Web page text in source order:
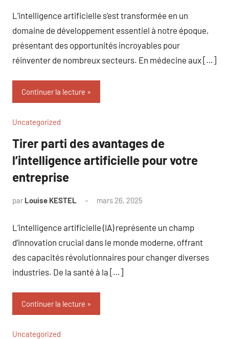
L’intelligence artificielle s’est transformée en un
domaine de développement essentiel à notre époque,
présentant des opportunités incroyables pour
réinventer de nombreux secteurs. En médecine aux […]
Continuer la lecture
Uncategorized
Tirer parti des avantages de
l’intelligence artificielle pour votre
entreprise
par Louise KESTEL mars 26, 2025
L’intelligence artificielle (IA) représente un champ
d’innovation crucial dans le monde moderne, offrant
des capacités révolutionnaires pour changer diverses
industries. De la santé à la […]
Continuer la lecture
Uncategorized